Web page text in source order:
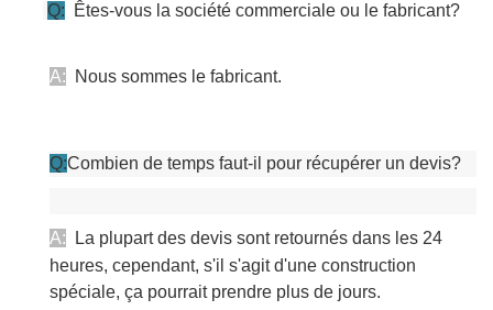
Q: Êtes-vous la société commerciale ou le fabricant?
A: Nous sommes le fabricant.
Q:Combien de temps faut-il pour récupérer un devis?
A:
La plupart des devis sont retournés dans les 24
heures, cependant, s'il s'agit d'une construction
spéciale, ça pourrait prendre plus de jours.